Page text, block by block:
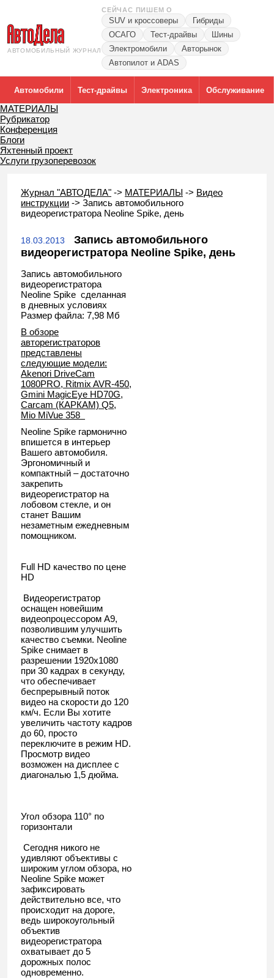
АВТОМОБИЛЬНЫЙ ЖУРНАЛ
СЕЙЧАС ПИШЕМ О
SUV и кроссоверы
Гибриды
ОСАГО
Тест-драйвы
Шины
Электромобили
Авторынок
Автопилот и ADAS
Автомобили Тест-драйвы Электроника Обслуживание
МАТЕРИАЛЫ
Рубрикатор
Конференция
Блоги
Яхтенный проект
Услуги грузоперевозок
Журнал "АВТОДЕЛА" -> МАТЕРИАЛЫ -> Видео
инструкции -> Запись автомобильного
видеорегистратора Neoline Spike, день
18.03.2013
Запись автомобильного
видеорегистратора Neoline Spike, день
Запись автомобильного
видеорегистратора
Neoline Spike сделанная
в дневных условиях
Размер файла: 7,98 Мб
В обзоре
авторегистраторов
представлены
следующие модели:
Akenori DriveCam
1080PRO, Ritmix AVR-450,
Gmini MagicEye HD70G,
Carcam (КАРКАМ) Q5,
Mio MiVue 358
Neoline Spike гармонично
впишется в интерьер
Вашего автомобиля.
Эргономичный и
компактный – достаточно
закрепить
видеорегистратор на
лобовом стекле, и он
станет Вашим
незаметным ежедневным
помощником.
Full HD качество по цене
HD
Видеорегистратор
оснащен новейшим
видеопроцессором A9,
позволившим улучшить
качество съемки. Neoline
Spike снимает в
разрешении 1920х1080
при 30 кадрах в секунду,
что обеспечивает
беспрерывный поток
видео на скорости до 120
км/ч. Если Вы хотите
увеличить частоту кадров
до 60, просто
переключите в режим HD.
Просмотр видео
возможен на дисплее с
диагональю 1,5 дюйма.
Угол обзора 110° по
горизонтали
Сегодня никого не
удивляют объективы с
широким углом обзора, но
Neoline Spike может
зафиксировать
действительно все, что
происходит на дороге,
ведь широкоугольный
объектив
видеорегистратора
охватывает до 5
дорожных полос
одновременно.